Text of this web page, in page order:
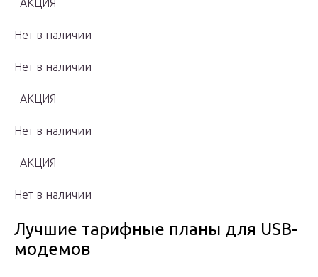
АКЦИЯ
Нет в наличии
Нет в наличии
АКЦИЯ
Нет в наличии
АКЦИЯ
Нет в наличии
Лучшие тарифные планы для USB-
модемов